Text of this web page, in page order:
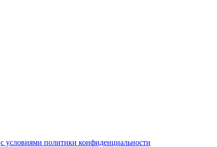
c условиями политики конфиденциальности